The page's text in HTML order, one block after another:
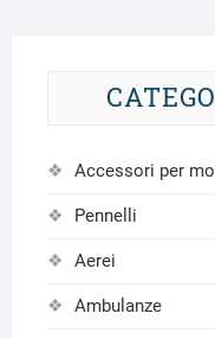
Accessori per
Pennelli
Aerei
Ambulanze